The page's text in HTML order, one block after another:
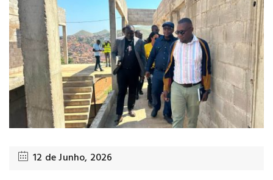
12 de Junho, 2026